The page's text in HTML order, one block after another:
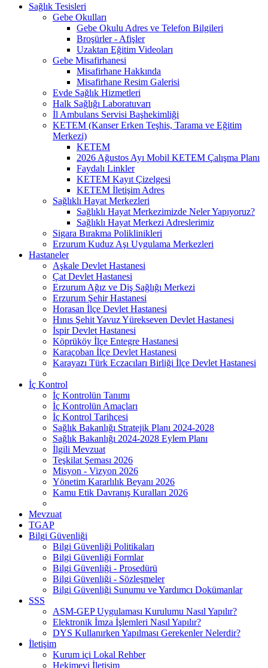
Sağlık Tesisleri
Gebe Okulları
Gebe Okulu Adres ve Telefon Bilgileri
Broşürler - Afişler
Uzaktan Eğitim Videoları
Gebe Misafirhanesi
Misafirhane Hakkında
Misafirhane Resim Galerisi
Evde Sağlık Hizmetleri
Halk Sağlığı Laboratuvarı
İl Ambulans Servisi Başhekimliği
KETEM (Kanser Erken Teşhis, Tarama ve Eğitim
Merkezi)
KETEM
2026 Ağustos Ayı Mobil KETEM Çalışma Planı
Faydalı Linkler
KETEM Kayıt Çizelgesi
KETEM İletişim Adres
Sağlıklı Hayat Merkezleri
Sağlıklı Hayat Merkezimizde Neler Yapıyoruz?
Sağlıklı Hayat Merkezi Adreslerimiz
Sigara Bırakma Poliklinikleri
Erzurum Kuduz Aşı Uygulama Merkezleri
Hastaneler
Aşkale Devlet Hastanesi
Çat Devlet Hastanesi
Erzurum Ağız ve Diş Sağlığı Merkezi
Erzurum Şehir Hastanesi
Horasan İlçe Devlet Hastanesi
Hınıs Şehit Yavuz Yürekseven Devlet Hastanesi
İspir Devlet Hastanesi
Köprüköy İlçe Entegre Hastanesi
Karaçoban İlçe Devlet Hastanesi
Karayazı Türk Eczacıları Birliği İlçe Devlet Hastanesi
İç Kontrol
İç Kontrolün Tanımı
İç Kontrolün Amaçları
İç Kontrol Tarihçesi
Sağlık Bakanlığı Stratejik Planı 2024-2028
Sağlık Bakanlığı 2024-2028 Eylem Planı
İlgili Mevzuat
Teşkilat Şeması 2026
Misyon - Vizyon 2026
Yönetim Kararlılık Beyanı 2026
Kamu Etik Davranış Kuralları 2026
Mevzuat
TGAP
Bilgi Güvenliği
Bilgi Güvenliği Politikaları
Bilgi Güvenliği Formlar
Bilgi Güvenliği - Prosedürü
Bilgi Güvenliği - Sözleşmeler
Bilgi Güvenliği Sunumu ve Yardımcı Dokümanlar
SSS
ASM-GEP Uygulaması Kurulumu Nasıl Yapılır?
Elektronik İmza İşlemleri Nasıl Yapılır?
DYS Kullanırken Yapılması Gerekenler Nelerdir?
İletişim
Kurum içi Lokal Rehber
Hekimevi İletişim